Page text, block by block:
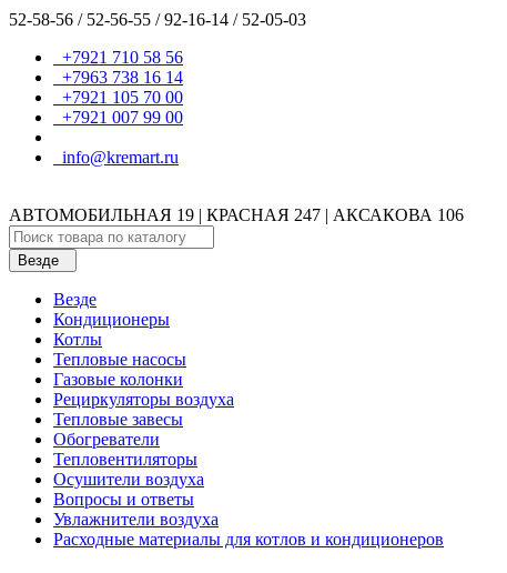
52-58-56 / 52-56-55 / 92-16-14 / 52-05-03
+7921 710 58 56
+7963 738 16 14
+7921 105 70 00
+7921 007 99 00
info@kremart.ru
АВТОМОБИЛЬНАЯ 19 | КРАСНАЯ 247 | АКСАКОВА 106
Везде
Везде
Кондиционеры
Котлы
Тепловые насосы
Газовые колонки
Рециркуляторы воздуха
Тепловые завесы
Обогреватели
Тепловентиляторы
Осушители воздуха
Вопросы и ответы
Увлажнители воздуха
Расходные материалы для котлов и кондиционеров